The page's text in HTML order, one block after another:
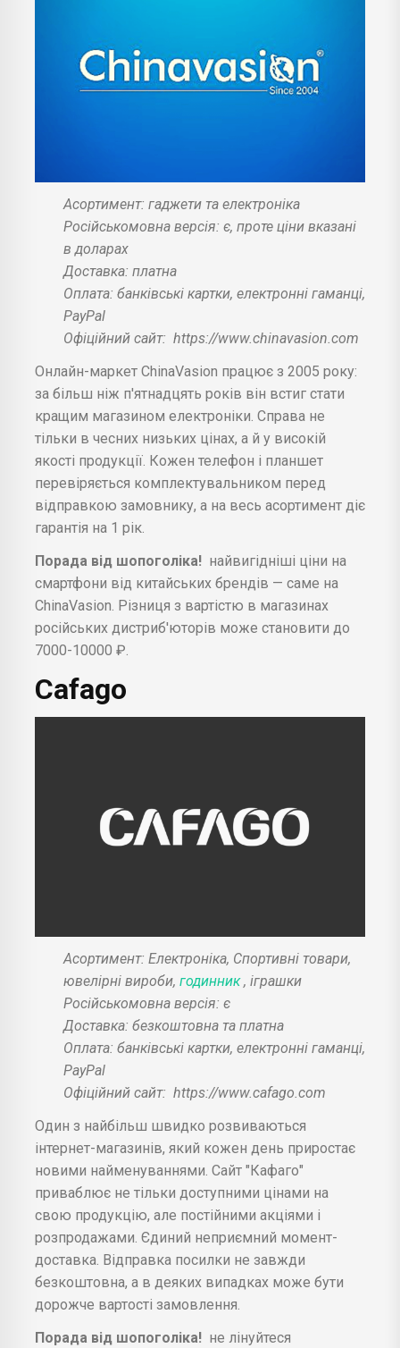
Асортимент: гаджети та електроніка
Російськомовна версія: є, проте ціни вказані
в доларах
Доставка: платна
Оплата: банківські картки, електронні гаманці,
PayPal
Офіційний сайт: https://www.chinavasion.com
Онлайн-маркет ChinaVasion працює з 2005 року:
за більш ніж п'ятнадцять років він встиг стати
кращим магазином електроніки. Справа не
тільки в чесних низьких цінах, а й у високій
якості продукції. Кожен телефон і планшет
перевіряється комплектувальником перед
відправкою замовнику, а на весь асортимент діє
гарантія на 1 рік.
Порада від шопоголіка! найвигідніші ціни на
смартфони від китайських брендів — саме на
ChinaVasion. Різниця з вартістю в магазинах
російських дистриб'юторів може становити до
7000-10000 ₽.
Cafago
Асортимент: Електроніка, Спортивні товари,
ювелірні вироби, годинник, іграшки
Російськомовна версія: є
Доставка: безкоштовна та платна
Оплата: банківські картки, електронні гаманці,
PayPal
Офіційний сайт: https://www.cafago.com
Один з найбільш швидко розвиваються
інтернет-магазинів, який кожен день приростає
новими найменуваннями. Сайт "Кафаго"
приваблює не тільки доступними цінами на
свою продукцію, але постійними акціями і
розпродажами. Єдиний неприємний момент-
доставка. Відправка посилки не завжди
безкоштовна, а в деяких випадках може бути
дорожче вартості замовлення.
Порада від шопоголіка! не лінуйтеся